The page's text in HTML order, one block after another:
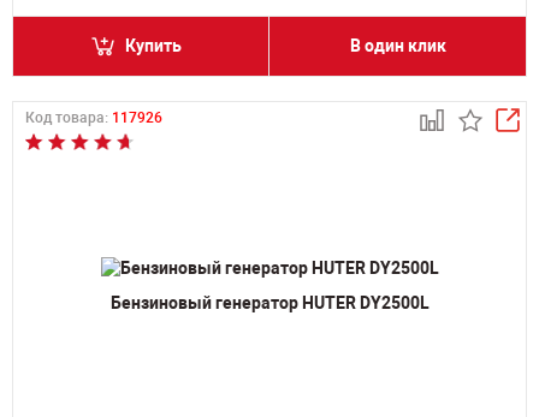
Купить В один клик
Код товара: 117926
Бензиновый генератор HUTER DY2500L